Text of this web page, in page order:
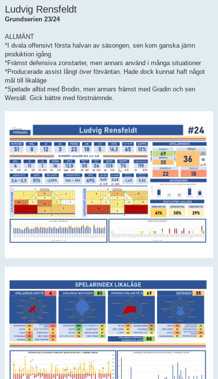
l
ä
g
Ludvig Rensfeldt
Grundserien 23/24
ALLMÄNT
*I dvala offensivt första halvan av säsongen, sen kom ganska jämn
produktion igång
*Främst defensiva zonstarter, men annars använd i många situationer
*Producerade assist långt över förväntan. Hade dock kunnat haft något
mål till likaläge
*Spelade alltid med Brodin, men annars främst med Gradin och sen
Wersäll. Gick bättre med förstnämnde.